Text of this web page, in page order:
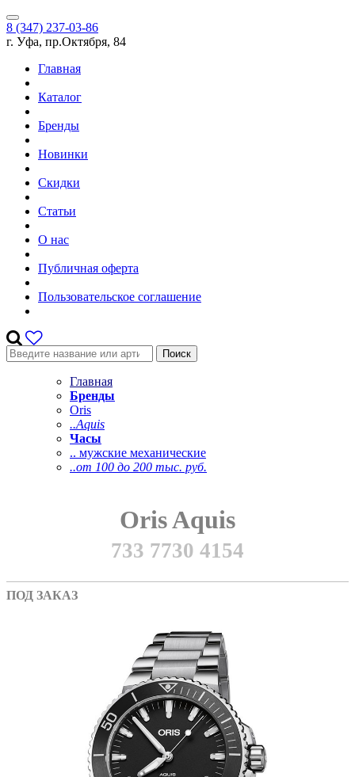
8 (347) 237-03-86
г. Уфа, пр.Октября, 84
Главная
Каталог
Бренды
Новинки
Скидки
Статьи
О нас
Публичная оферта
Пользовательское соглашение
Поиск
Главная
Бренды
Oris
..Aquis
Часы
.. мужские механические
..от 100 до 200 тыс. руб.
Oris Aquis
733 7730 4154
ПОД ЗАКАЗ